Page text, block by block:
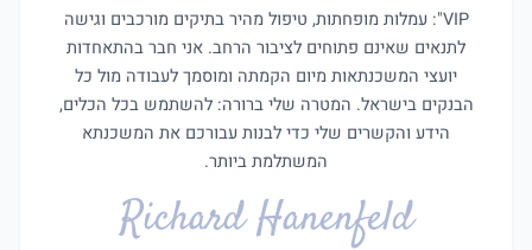
VIP": עמלות מופחתות, טיפול מהיר בתיקים מורכבים וגישה
לתנאים שאינם פתוחים לציבור הרחב. אני חבר בהתאחדות
יועצי המשכנתאות מיום הקמתה ומוסמך לעבודה מול כל
הבנקים בישראל. המטרה שלי ברורה: להשתמש בכל הכלים,
הידע והקשרים שלי כדי לבנות עבורכם את המשכנתא
המשתלמת ביותר.
Richard Hanenfeld